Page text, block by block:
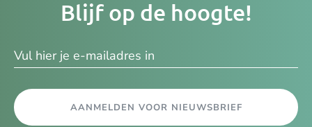
Blijf op de hoogte!
AANMELDEN VOOR NIEUWSBRIEF